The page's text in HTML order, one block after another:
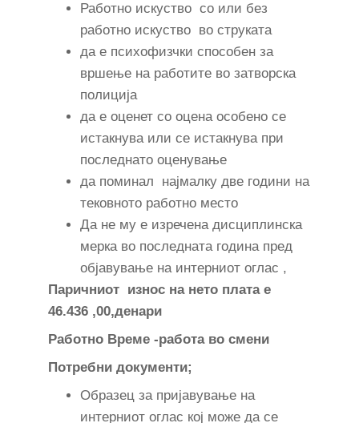
Работно искуство со или без
работно искуство во струката
да е психофизчки способен за
вршење на работите во затворска
полиција
да е оценет со оцена особено се
истакнува или се истакнува при
последнато оценување
да поминал најмалку две години на
тековното работно место
Да не му е изречена дисциплинска
мерка во последната година пред
објавување на интерниот оглас ,
Паричниот износ на нето плата е
46.436 ,00,денари
Работно Време -работа во смени
Потребни документи;
Образец за пријавување на
интерниот оглас кој може да се